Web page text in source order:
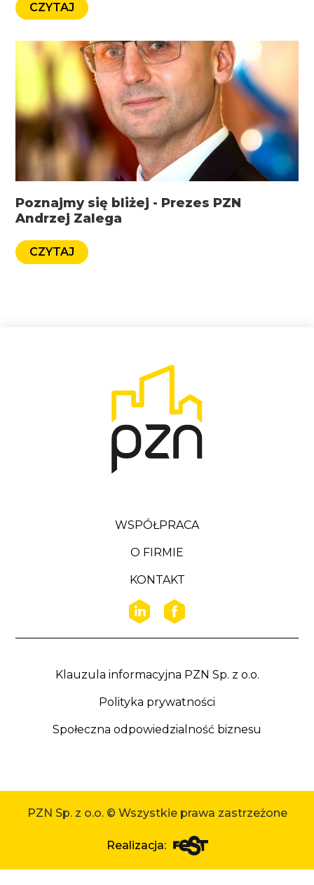
CZYTAJ
Poznajmy się bliżej - Prezes PZN
Andrzej Zalega
CZYTAJ
WSPÓŁPRACA
O FIRMIE
KONTAKT
Klauzula informacyjna PZN Sp. z o.o.
Polityka prywatności
Społeczna odpowiedzialność biznesu
PZN Sp. z o.o. © Wszystkie prawa zastrzeżone
Realizacja: